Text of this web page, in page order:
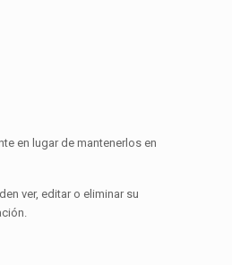
en lugar de mantenerlos en
ver, editar o eliminar su